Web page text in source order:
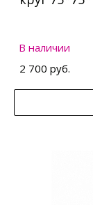
В наличии
2 700 руб.